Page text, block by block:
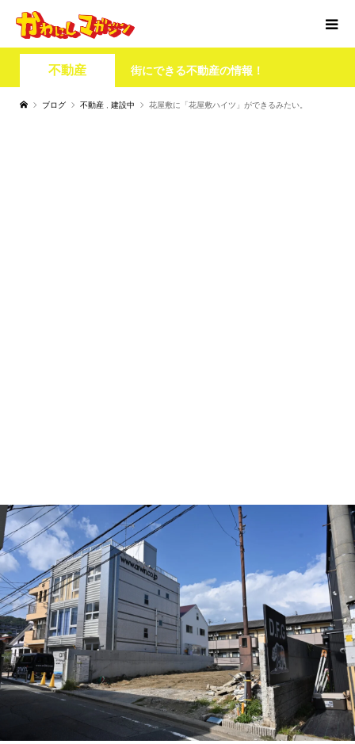
不動産 街にできる不動産の情報！
ブログ 不動産 建設中 花屋敷に「花屋敷ハイツ」ができるみたい。